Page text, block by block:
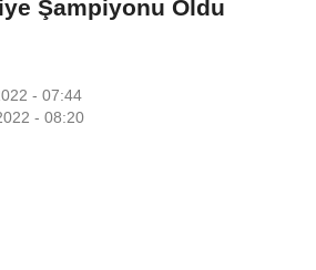
Şampiyonu Oldu
- 07:44
- 08:20